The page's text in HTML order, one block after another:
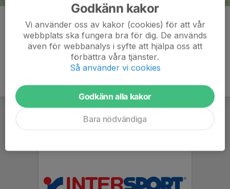
Kommentarer
Godkänn kakor
Vi använder oss av kakor (cookies) för att vår
webbplats ska fungera bra för dig. De används
även för webbanalys i syfte att hjälpa oss att
förbättra våra tjänster.
Så använder vi cookies
Godkänn alla kakor
Bara nödvändiga